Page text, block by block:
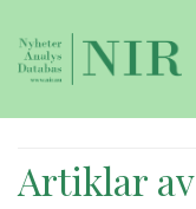
Artiklar av